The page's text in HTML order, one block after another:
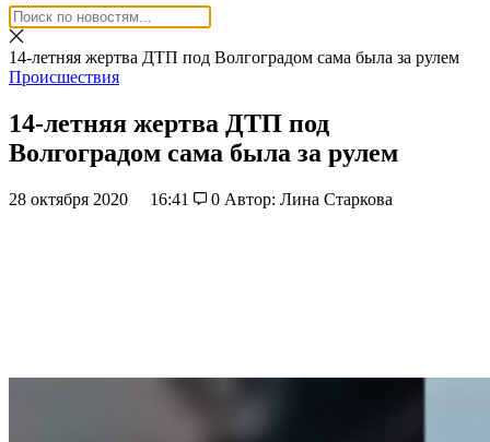
14-летняя жертва ДТП под Волгоградом сама была за рулем
Происшествия
14-летняя жертва ДТП под
Волгоградом сама была за рулем
28 октября 2020 16:41 0 Автор: Лина Старкова